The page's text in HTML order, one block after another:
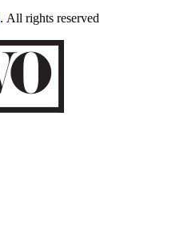
. All rights reserved